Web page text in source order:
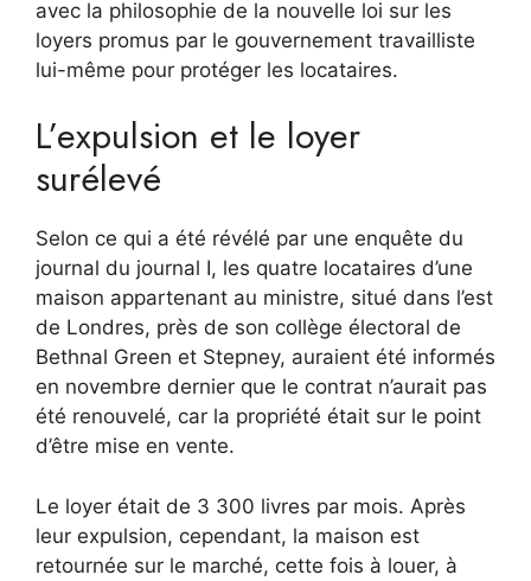
avec la philosophie de la nouvelle loi sur les
loyers promus par le gouvernement travailliste
lui-même pour protéger les locataires.
L’expulsion et le loyer
surélevé
Selon ce qui a été révélé par une enquête du
journal du journal I, les quatre locataires d’une
maison appartenant au ministre, situé dans l’est
de Londres, près de son collège électoral de
Bethnal Green et Stepney, auraient été informés
en novembre dernier que le contrat n’aurait pas
été renouvelé, car la propriété était sur le point
d’être mise en vente.
Le loyer était de 3 300 livres par mois. Après
leur expulsion, cependant, la maison est
retournée sur le marché, cette fois à louer, à